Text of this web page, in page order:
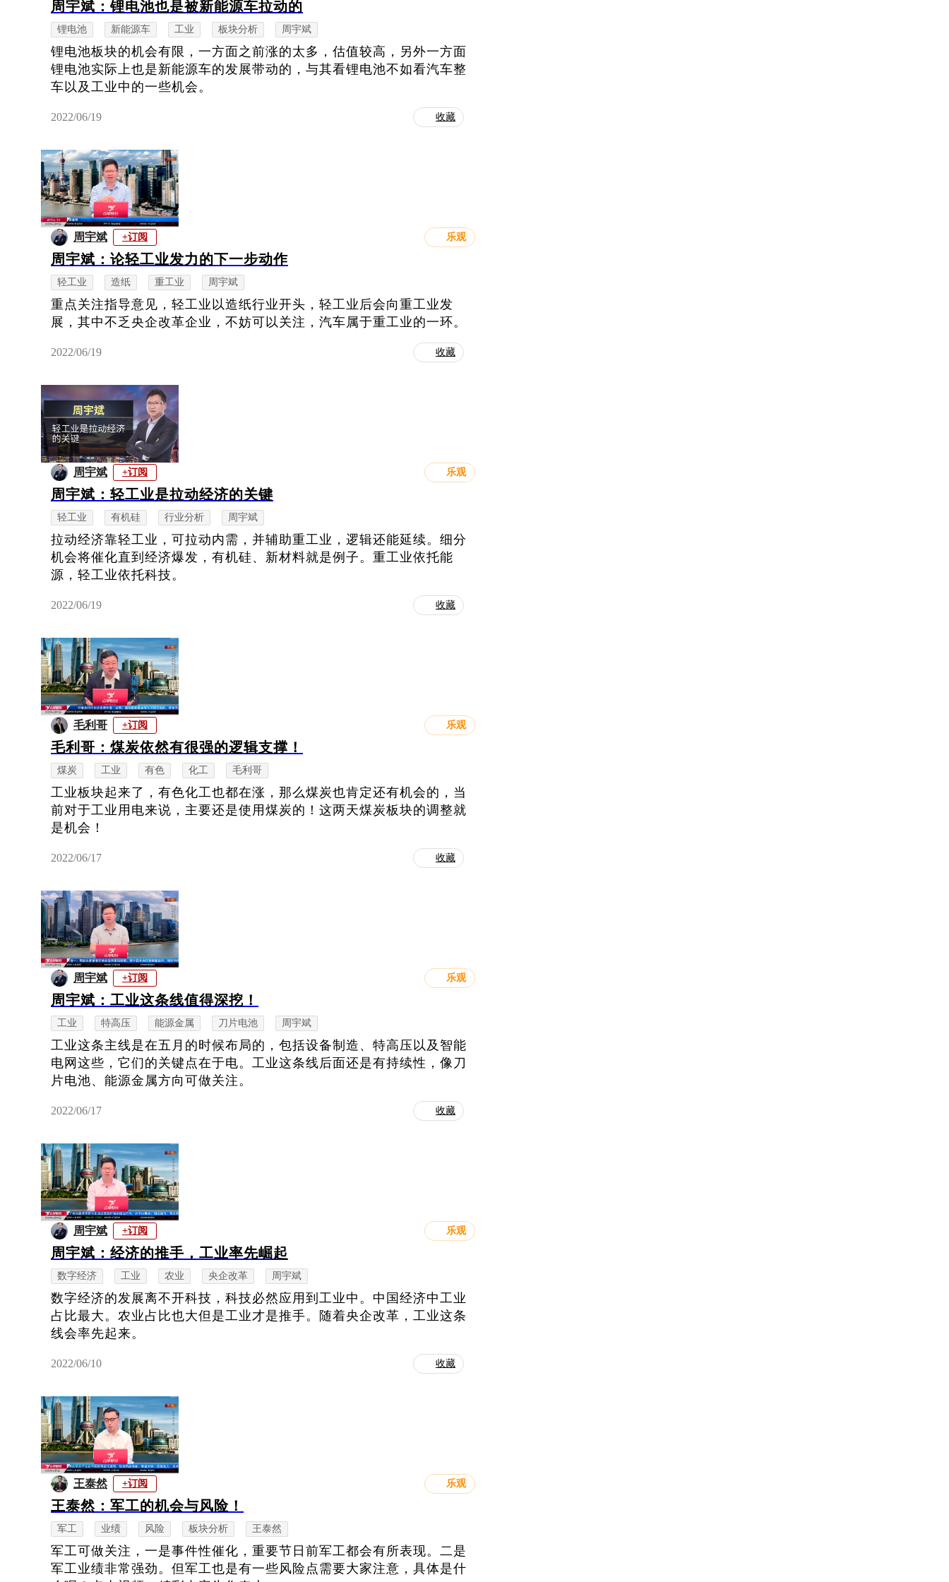
周宇斌：锂电池也是被新能源车拉动的
锂电池 新能源车 工业 板块分析 周宇斌
锂电池板块的机会有限，一方面之前涨的太多，估值较高，另外一方面
锂电池实际上也是新能源车的发展带动的，与其看锂电池不如看汽车整
车以及工业中的一些机会。
2022/06/19 收藏
周宇斌 +订阅 乐观
周宇斌：论轻工业发力的下一步动作
轻工业 造纸 重工业 周宇斌
重点关注指导意见，轻工业以造纸行业开头，轻工业后会向重工业发
展，其中不乏央企改革企业，不妨可以关注，汽车属于重工业的一环。
2022/06/19 收藏
周宇斌 +订阅 乐观
周宇斌：轻工业是拉动经济的关键
轻工业 有机硅 行业分析 周宇斌
拉动经济靠轻工业，可拉动内需，并辅助重工业，逻辑还能延续。细分
机会将催化直到经济爆发，有机硅、新材料就是例子。重工业依托能
源，轻工业依托科技。
2022/06/19 收藏
毛利哥 +订阅 乐观
毛利哥：煤炭依然有很强的逻辑支撑！
煤炭 工业 有色 化工 毛利哥
工业板块起来了，有色化工也都在涨，那么煤炭也肯定还有机会的，当
前对于工业用电来说，主要还是使用煤炭的！这两天煤炭板块的调整就
是机会！
2022/06/17 收藏
周宇斌 +订阅 乐观
周宇斌：工业这条线值得深挖！
工业 特高压 能源金属 刀片电池 周宇斌
工业这条主线是在五月的时候布局的，包括设备制造、特高压以及智能
电网这些，它们的关键点在于电。工业这条线后面还是有持续性，像刀
片电池、能源金属方向可做关注。
2022/06/17 收藏
周宇斌 +订阅 乐观
周宇斌：经济的推手，工业率先崛起
数字经济 工业 农业 央企改革 周宇斌
数字经济的发展离不开科技，科技必然应用到工业中。中国经济中工业
占比最大。农业占比也大但是工业才是推手。随着央企改革，工业这条
线会率先起来。
2022/06/10 收藏
王泰然 +订阅 乐观
王泰然：军工的机会与风险！
军工 业绩 风险 板块分析 王泰然
军工可做关注，一是事件性催化，重要节日前军工都会有所表现。二是
军工业绩非常强劲。但军工也是有一些风险点需要大家注意，具体是什